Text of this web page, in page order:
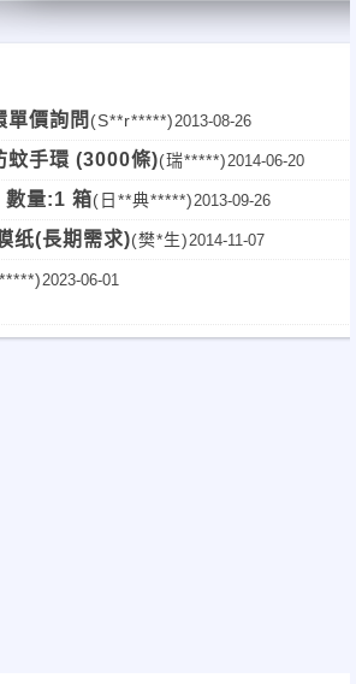
單價詢問 (S**r*****) 2013-08-26
) 訂製防蚊手環 (3000條)(瑞*****) 2014-06-20
數量:1 箱(日**典*****) 2013-09-26
纸(長期需求)(樊*生) 2014-11-07
2023-06-01